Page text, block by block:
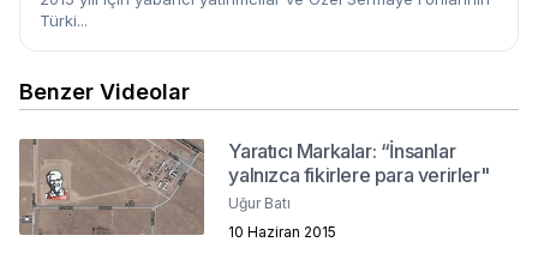
Türki...
Benzer Videolar
Yaratıcı Markalar: “İnsanlar
yalnızca fikirlere para verirler"
Uğur Batı
10 Haziran 2015